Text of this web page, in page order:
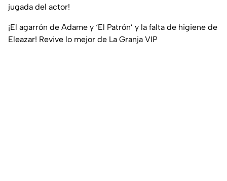
jugada del actor!
¡El agarrón de Adame y ‘El Patrón’ y la falta de higiene de
Eleazar! Revive lo mejor de La Granja VIP